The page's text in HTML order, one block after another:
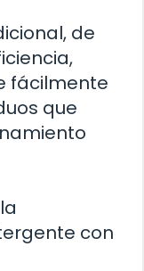
de
fácilmente
que
con